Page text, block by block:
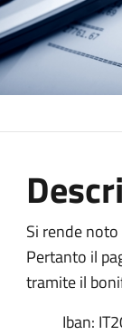
Si rende
Pertanto il
tramite il
Iban: